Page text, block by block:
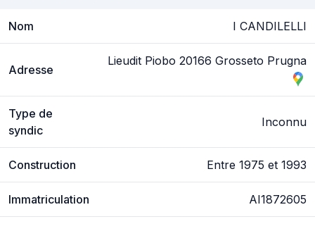
Nom I CANDILELLI
Adresse
Lieudit Piobo 20166 Grosseto Prugna
Type de
syndic
Inconnu
Construction Entre 1975 et 1993
Immatriculation AI1872605